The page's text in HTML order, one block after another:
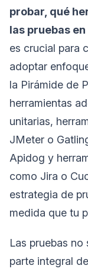
probar, qué
las pruebas
es crucial para
adoptar
la Pirámide de
herramientas
unitarias,
JMeter o
Apidog y
como Jira o
estrategia de
medida que tu
Las pruebas
parte integral